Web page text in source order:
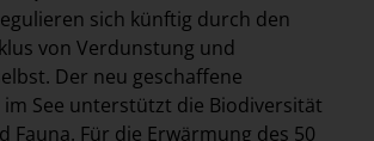
sich künftig durch den
von Verdunstung und
Der neu geschaffene
See unterstützt die Biodiversität
Fauna. Für die Erwärmung des 50